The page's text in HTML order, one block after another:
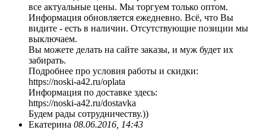
все актуальные цены. Мы торгуем только оптом.
Информация обновляется ежедневно. Всё, что Вы
видите - есть в наличии. Отсутствующие позиции мы
выключаем.
Вы можете делать на сайте заказы, и муж будет их
забирать.
Подробнее про условия работы и скидки:
https://noski-a42.ru/oplata
Информация по доставке здесь:
https://noski-a42.ru/dostavka
Будем рады сотрудничеству.))
Екатерина 08.06.2016, 14:43